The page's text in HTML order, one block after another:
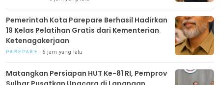
Pemerintah Kota Parepare Berhasil Hadirkan
19 Kelas Pelatihan Gratis dari Kementerian
Ketenagakerjaan
PAREPARE 6 jam yang lalu
Matangkan Persiapan HUT Ke-81 RI, Pemprov